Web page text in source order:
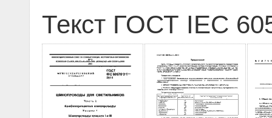
Текст ГОСТ IEC